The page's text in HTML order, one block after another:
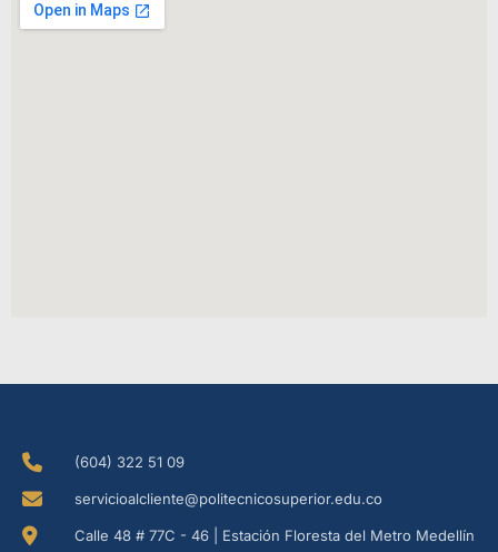
(604) 322 51 09
servicioalcliente@politecnicosuperior.edu.co
Calle 48 # 77C - 46 | Estación Floresta del Metro Medellín